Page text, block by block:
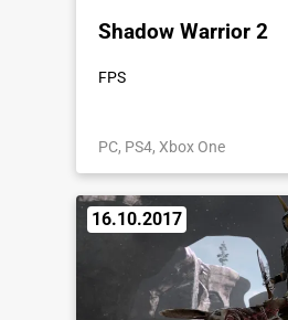
Shadow Warrior 2
FPS
PC, PS4, Xbox One
16.10.2017